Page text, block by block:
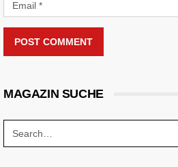
POST COMMENT
MAGAZIN SUCHE